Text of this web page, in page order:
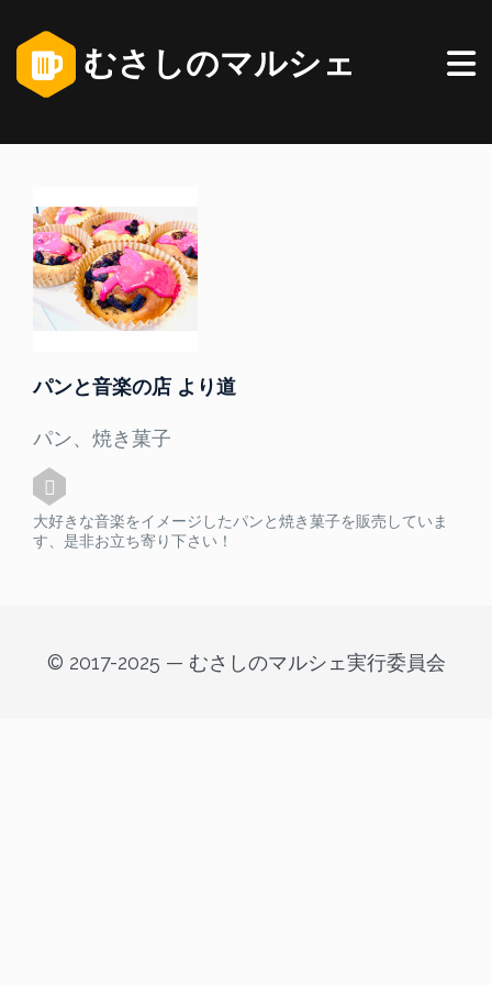
むさしのマルシェ
パンと音楽の店 より道
パン、焼き菓子
大好きな音楽をイメージしたパンと焼き菓子を販売していま
す、是非お立ち寄り下さい！
© 2017-2025 — むさしのマルシェ実行委員会